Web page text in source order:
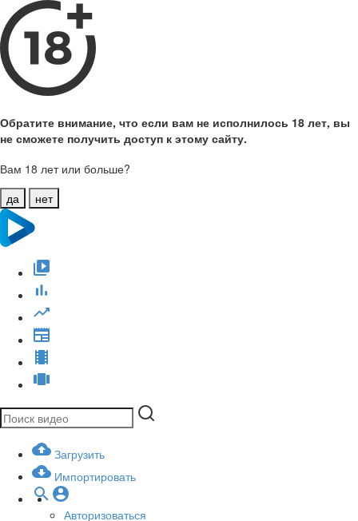
Обратите внимание, что если вам не исполнилось 18 лет, вы
не сможете получить доступ к этому сайту.
Вам 18 лет или больше?
да
нет
Загрузить
Импортировать
Авторизоваться